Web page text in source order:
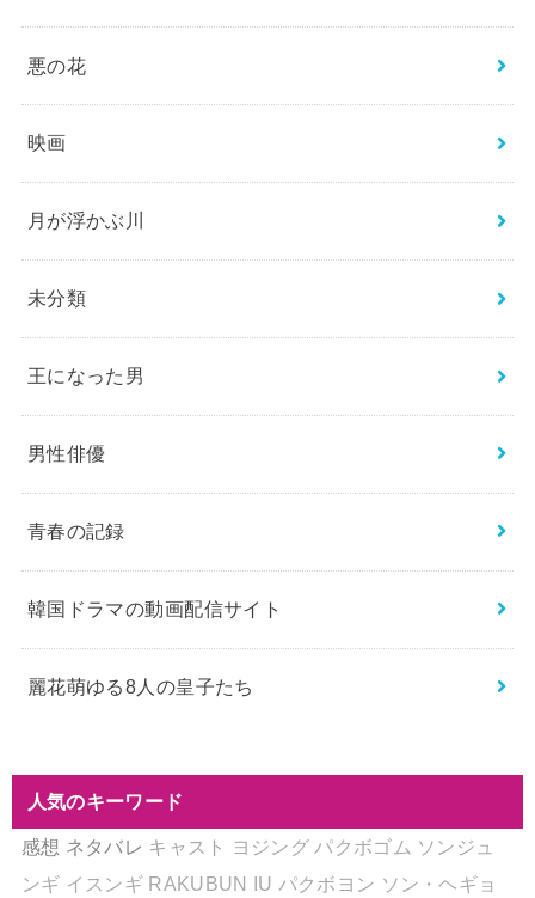
悪の花
映画
月が浮かぶ川
未分類
王になった男
男性俳優
青春の記録
韓国ドラマの動画配信サイト
麗花萌ゆる8人の皇子たち
人気のキーワード
感想 ネタバレ キャスト ヨジング パクボゴム ソンジュ
ンギ イスンギ RAKUBUN IU パクボヨン ソン・ヘギョ